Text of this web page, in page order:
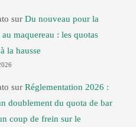
surDu nouveau pour la
au maquereau : les quotas
la hausse
surRéglementation 2026 :
doublement du quota de bar
coup de frein sur le